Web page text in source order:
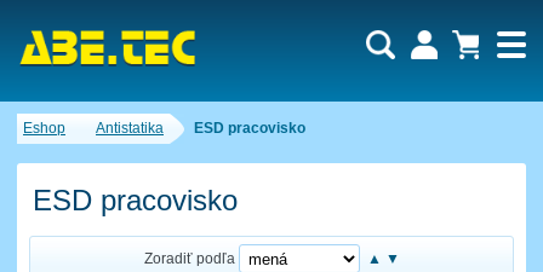
Eshop Antistatika ESD pracovisko
ESD pracovisko
Zoradiť podľa ▲ ▼